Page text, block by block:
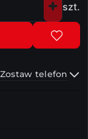
szt.
Zostaw telefon